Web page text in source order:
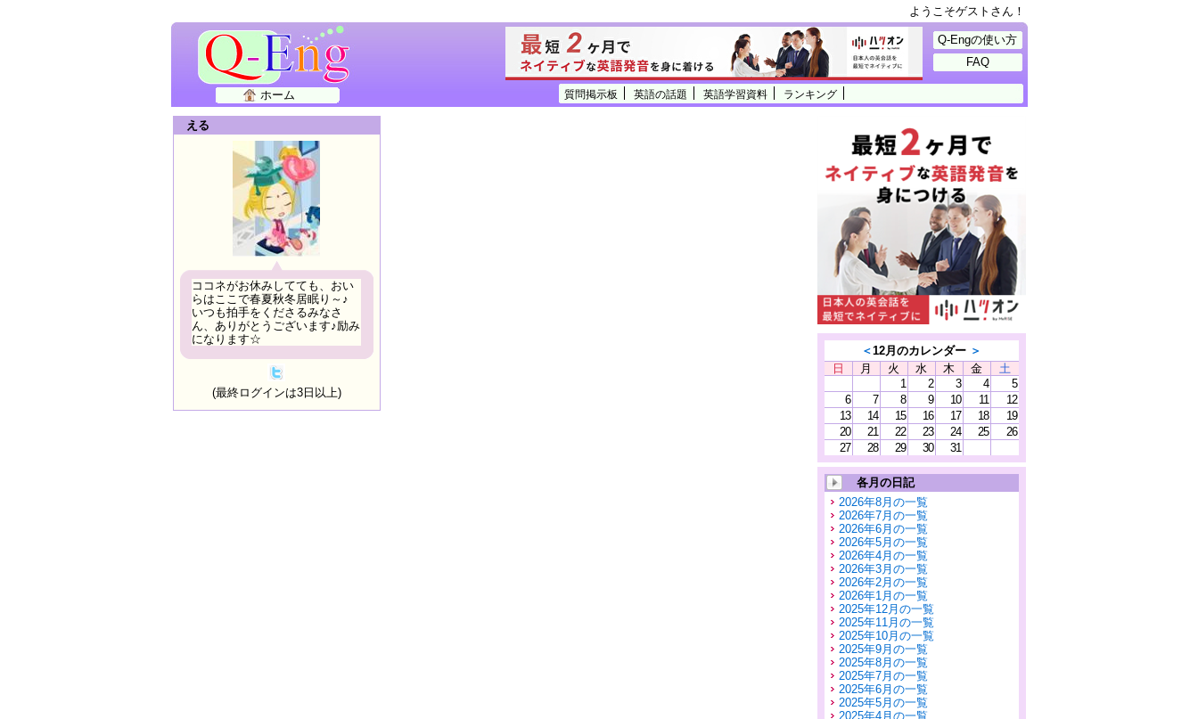
ようこそゲストさん！
質問掲示板 英語の話題 英語学習資料 ランキング
ホーム
Q-Engの使い方
FAQ
える
ココネがお休みしてても、おい
らはここで春夏秋冬居眠り～♪
いつも拍手をくださるみなさ
ん、ありがとうございます♪励み
になります☆
(最終ログインは3日以上)
＜12月のカレンダー ＞
日
月 火 水 木 金
土
1
2 3 4
5
6
7 8 9 10 11
12
13
14 15 16 17 18
19
20
21 22 23 24 25
26
27
28 29 30 31
各月の日記
2026年8月の一覧
2026年7月の一覧
2026年6月の一覧
2026年5月の一覧
2026年4月の一覧
2026年3月の一覧
2026年2月の一覧
2026年1月の一覧
2025年12月の一覧
2025年11月の一覧
2025年10月の一覧
2025年9月の一覧
2025年8月の一覧
2025年7月の一覧
2025年6月の一覧
2025年5月の一覧
2025年4月の一覧